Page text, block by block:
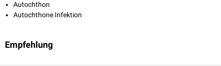
Autochthon
Autochthone Infektion
Empfehlung